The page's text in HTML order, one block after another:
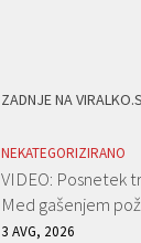
ZADNJE NA
NEKATEGORIZIRANO
VIDEO: Posnetek
Med gašenjem
3 AVG, 2026